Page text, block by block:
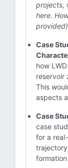
projects,
here.
provided)
Case
how
reservoir
This
aspects
Case
case
for a